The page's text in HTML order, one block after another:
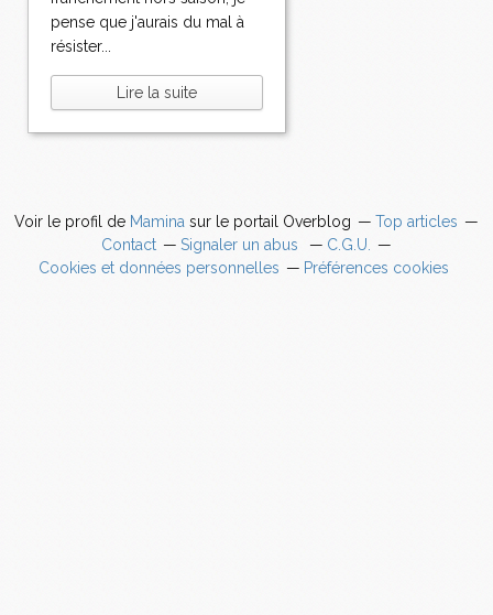
pense que j'aurais du mal à
résister...
Lire la suite
Voir le profil de Mamina sur le portail Overblog
Top articles
Contact
Signaler un abus
C.G.U.
Cookies et données personnelles
Préférences cookies